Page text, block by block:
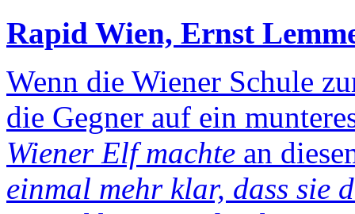
Rapid Wien, Ernst
Wenn die Wiener Schule
die Gegner auf ein
Wiener Elf machte an
einmal mehr klar, dass sie